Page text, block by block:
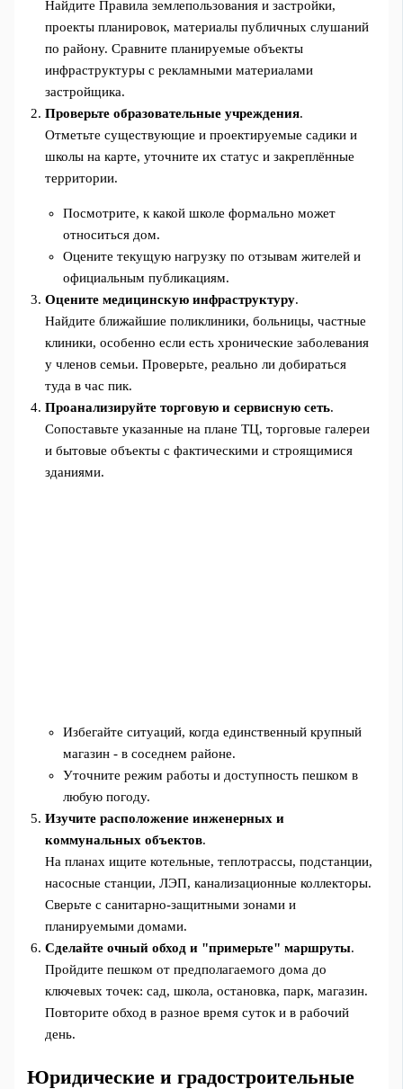
Найдите Правила землепользования и застройки,
проекты планировок, материалы публичных слушаний
по району. Сравните планируемые объекты
инфраструктуры с рекламными материалами
застройщика.
Проверьте образовательные учреждения.
Отметьте существующие и проектируемые садики и
школы на карте, уточните их статус и закреплённые
территории.
Посмотрите, к какой школе формально может
относиться дом.
Оцените текущую нагрузку по отзывам жителей и
официальным публикациям.
Оцените медицинскую инфраструктуру.
Найдите ближайшие поликлиники, больницы, частные
клиники, особенно если есть хронические заболевания
у членов семьи. Проверьте, реально ли добираться
туда в час пик.
Проанализируйте торговую и сервисную сеть.
Сопоставьте указанные на плане ТЦ, торговые галереи
и бытовые объекты с фактическими и строящимися
зданиями.
Избегайте ситуаций, когда единственный крупный
магазин - в соседнем районе.
Уточните режим работы и доступность пешком в
любую погоду.
Изучите расположение инженерных и
коммунальных объектов.
На планах ищите котельные, теплотрассы, подстанции,
насосные станции, ЛЭП, канализационные коллекторы.
Сверьте с санитарно-защитными зонами и
планируемыми домами.
Сделайте очный обход и "примерьте" маршруты.
Пройдите пешком от предполагаемого дома до
ключевых точек: сад, школа, остановка, парк, магазин.
Повторите обход в разное время суток и в рабочий
день.
Юридические и градостроительные